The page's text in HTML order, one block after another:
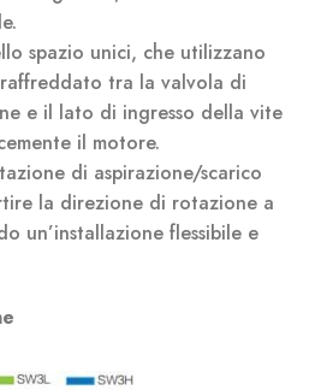
spazio unici, che utilizzano
tra la valvola di
e il lato di ingresso della vite
il motore.
di aspirazione/scarico
la direzione di rotazione a
un’installazione flessibile e